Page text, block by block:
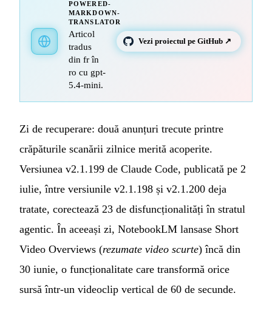
POWERED-
MARKDOWN-
TRANSLATOR
Articol
tradus
din fr în
ro cu gpt-
5.4-mini.
Vezi proiectul pe GitHub ↗
Zi de recuperare: două anunțuri trecute printre
crăpăturile scanării zilnice merită acoperite.
Versiunea v2.1.199 de Claude Code, publicată pe 2
iulie, între versiunile v2.1.198 și v2.1.200 deja
tratate, corectează 23 de disfuncționalități în stratul
agentic. În aceeași zi, NotebookLM lansase Short
Video Overviews (rezumate video scurte) încă din
30 iunie, o funcționalitate care transformă orice
sursă într-un videoclip vertical de 60 de secunde.